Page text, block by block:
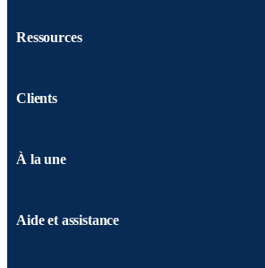
Ressources
Clients
À la une
Aide et assistance